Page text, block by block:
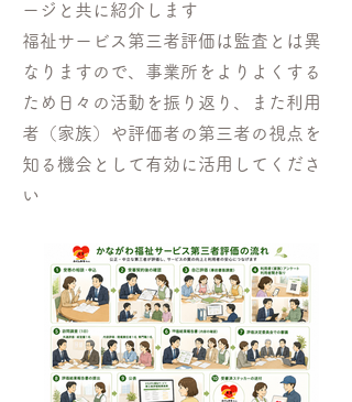
ージと共に紹介します
​福祉サービス第三者評価は監査とは異
なりますので、事業所をよりよくする
ため日々の活動を振り返り、また利用
者（家族）や評価者の第三者の視点を
知る機会として有効に活用してくださ
い